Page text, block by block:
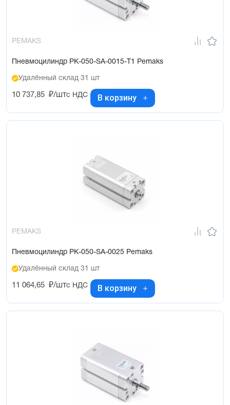
PEMAKS
Пневмоцилиндр PK-050-SA-0015-T1 Pemaks
Удалённый склад 31 шт
10 737,85 ₽/штс НДС В корзину
PEMAKS
Пневмоцилиндр PK-050-SA-0025 Pemaks
Удалённый склад 31 шт
11 064,65 ₽/штс НДС В корзину